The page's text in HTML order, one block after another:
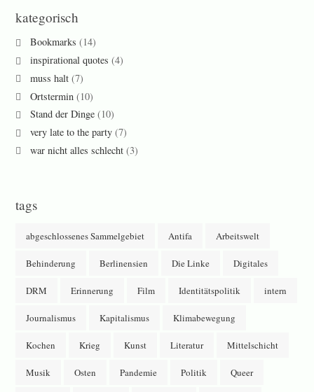
kategorisch
Bookmarks (14)
inspirational quotes (4)
muss halt(7)
Ortstermin (10)
Stand der Dinge(10)
very late to the party(7)
war nicht alles schlecht(3)
tags
abgeschlossenes Sammelgebiet Antifa Arbeitswelt
Behinderung Berlinensien Die Linke Digitales
DRM Erinnerung Film Identitätspolitik intern
Journalismus Kapitalismus Klimabewegung
Kochen Krieg Kunst Literatur Mittelschicht
Musik Osten Pandemie Politik Queer